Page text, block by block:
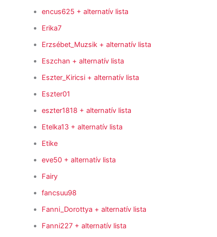
encus625 + alternatív lista
Erika7
Erzsébet_Muzsik + alternatív lista
Eszchan + alternatív lista
Eszter_Kiricsi + alternatív lista
Eszter01
eszter1818 + alternatív lista
Etelka13 + alternatív lista
Etike
eve50 + alternatív lista
Fairy
fancsuu98
Fanni_Dorottya + alternatív lista
Fanni227 + alternatív lista